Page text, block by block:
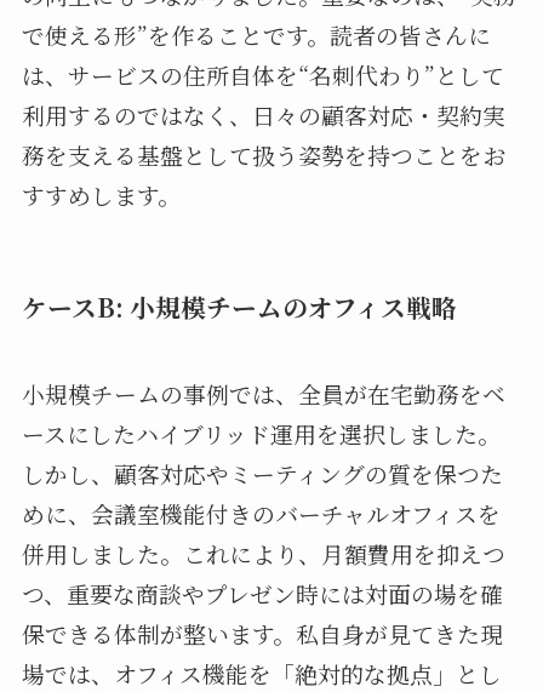
で使える形”を作ることです。読者の皆さんに
は、サービスの住所自体を“名刺代わり”として
利用するのではなく、日々の顧客対応・契約実
務を支える基盤として扱う姿勢を持つことをお
すすめします。
ケースB: 小規模チームのオフィス戦略
小規模チームの事例では、全員が在宅勤務をベ
ースにしたハイブリッド運用を選択しました。
しかし、顧客対応やミーティングの質を保つた
めに、会議室機能付きのバーチャルオフィスを
併用しました。これにより、月額費用を抑えつ
つ、重要な商談やプレゼン時には対面の場を確
保できる体制が整います。私自身が見てきた現
場では、オフィス機能を「絶対的な拠点」とし